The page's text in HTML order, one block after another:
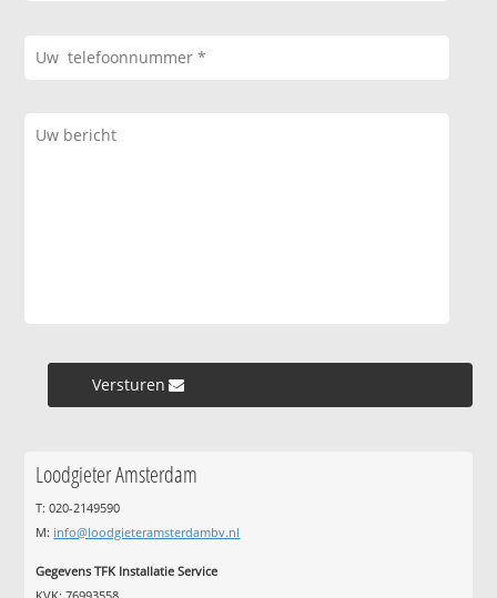
Versturen »
Loodgieter Amsterdam
T: 020-2149590
M: info@loodgieteramsterdambv.nl
Gegevens TFK Installatie Service